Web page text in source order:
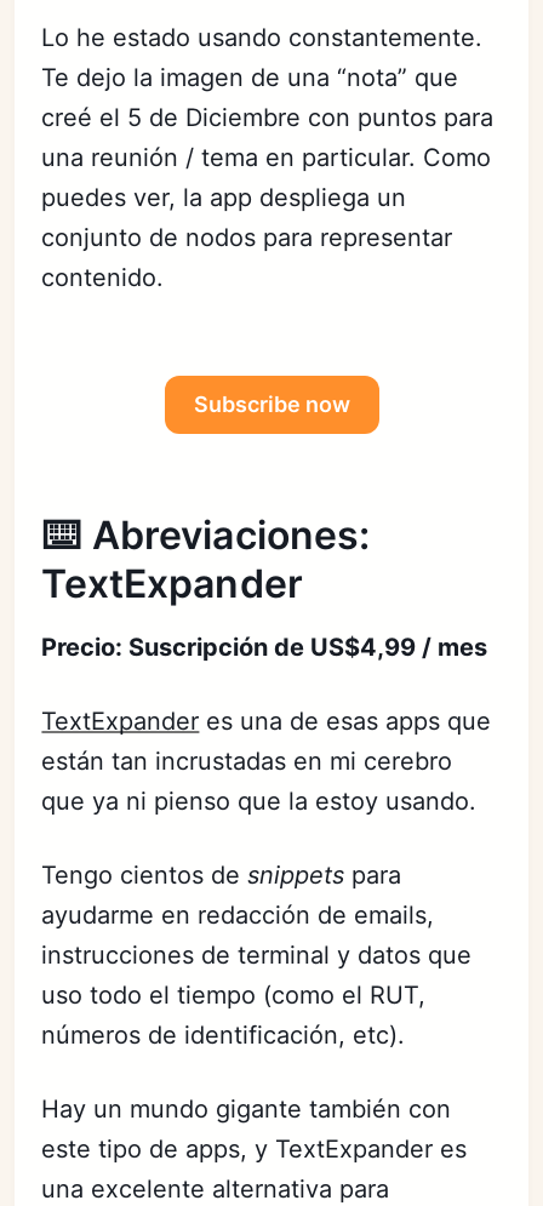
Lo he estado usando constantemente.
Te dejo la imagen de una “nota” que
creé el 5 de Diciembre con puntos para
una reunión / tema en particular. Como
puedes ver, la app despliega un
conjunto de nodos para representar
contenido.
Subscribe now
⌨️ Abreviaciones:
TextExpander
Precio: Suscripción de US$4,99 / mes
TextExpander es una de esas apps que
están tan incrustadas en mi cerebro
que ya ni pienso que la estoy usando.
Tengo cientos desnippets para
ayudarme en redacción de emails,
instrucciones de terminal y datos que
uso todo el tiempo (como el RUT,
números de identificación, etc).
Hay un mundo gigante también con
este tipo de apps, y TextExpander es
una excelente alternativa para